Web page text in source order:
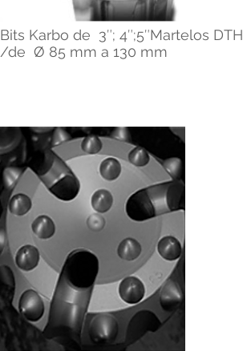
Bits Karbo de 3″; 4″;5″Martelos DTH
/de Ø 85 mm a 130 mm